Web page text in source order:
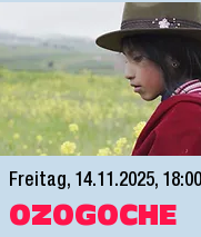
Freitag, 14.11.2025,
OZOGOCHE